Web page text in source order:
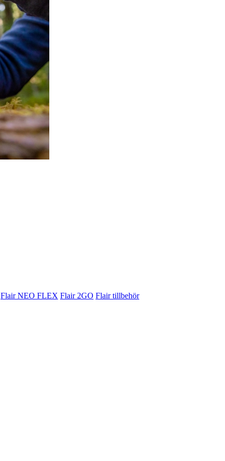
Flair NEO FLEX Flair 2GO Flair tillbehör